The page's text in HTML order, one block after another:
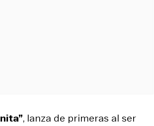
, lanza de primeras al ser